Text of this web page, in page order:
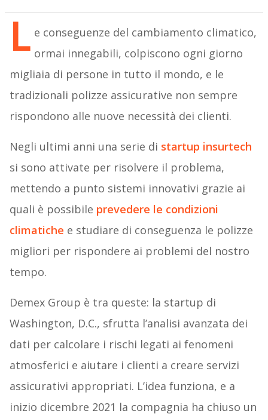
L e conseguenze del cambiamento climatico,
ormai innegabili, colpiscono ogni giorno
migliaia di persone in tutto il mondo, e le
tradizionali polizze assicurative non sempre
rispondono alle nuove necessità dei clienti.
Negli ultimi anni una serie di startup insurtech
si sono attivate per risolvere il problema,
mettendo a punto sistemi innovativi grazie ai
quali è possibile prevedere le condizioni
climatiche e studiare di conseguenza le polizze
migliori per rispondere ai problemi del nostro
tempo.
Demex Group è tra queste: la startup di
Washington, D.C., sfrutta l’analisi avanzata dei
dati per calcolare i rischi legati ai fenomeni
atmosferici e aiutare i clienti a creare servizi
assicurativi appropriati. L’idea funziona, e a
inizio dicembre 2021 la compagnia ha chiuso un